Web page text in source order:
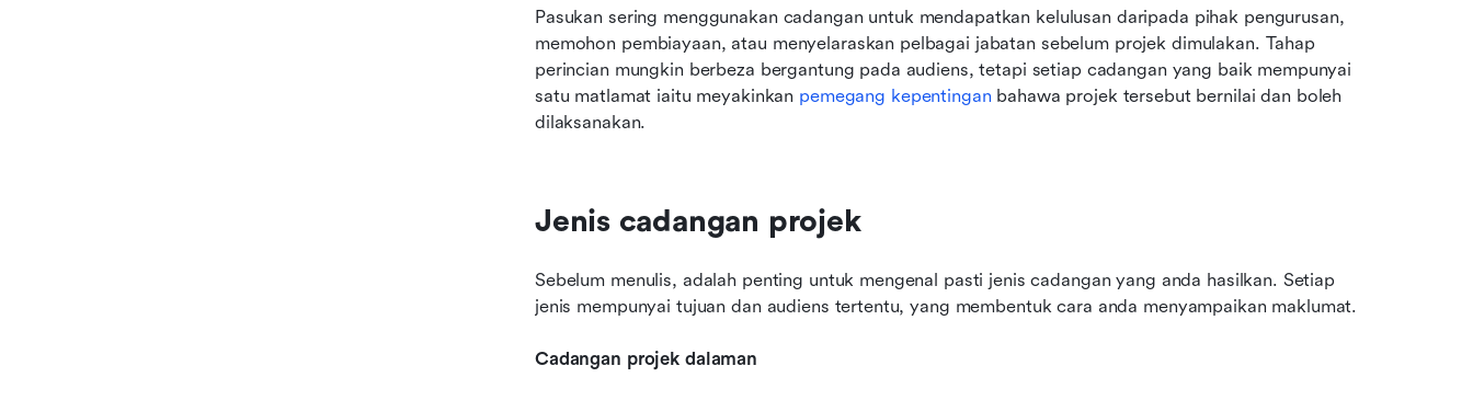
Pasukan sering menggunakan cadangan untuk mendapatkan kelulusan daripada pihak pengurusan,
memohon pembiayaan, atau menyelaraskan pelbagai jabatan sebelum projek dimulakan. Tahap
perincian mungkin berbeza bergantung pada audiens, tetapi setiap cadangan yang baik mempunyai
satu matlamat iaitu meyakinkan pemegang kepentingan bahawa projek tersebut bernilai dan boleh
dilaksanakan.
Jenis cadangan projek
Sebelum menulis, adalah penting untuk mengenal pasti jenis cadangan yang anda hasilkan. Setiap
jenis mempunyai tujuan dan audiens tertentu, yang membentuk cara anda menyampaikan maklumat.
Cadangan projek dalaman